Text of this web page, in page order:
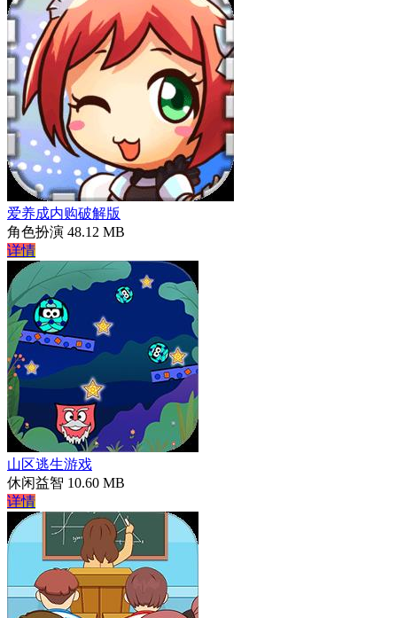
爱养成内购破解版
角色扮演 48.12 MB
详情
山区逃生游戏
休闲益智 10.60 MB
详情